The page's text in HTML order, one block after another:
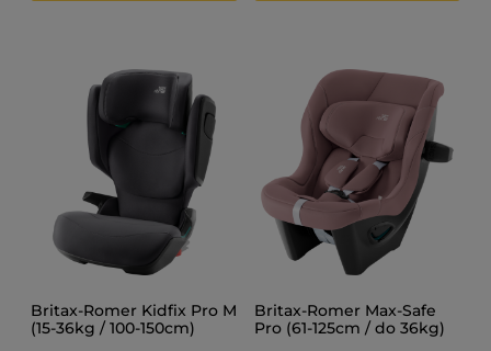
Britax-Romer Kidfix Pro M
(15-36kg / 100-150cm)
Britax-Romer Max-Safe
Pro (61-125cm / do 36kg)